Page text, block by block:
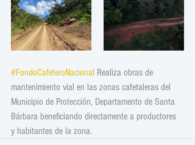
#FondoCafeteroNacional Realiza obras de
mantenimiento vial en las zonas cafetaleras del
Municipio de Protección, Departamento de Santa
Bárbara beneficiando directamente a productores
y habitantes de la zona.